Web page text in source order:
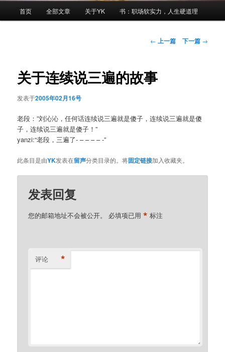
首页 全部文章 关于YK 书：职场软实力，人生硬道理
文
航
← 上一篇 下一篇 →
关于连续说三遍的故事
发表于2005年02月16号
老段：”刘沁沁，任何话连续说三遍就是傻子，连续说三遍就是傻
子，连续说三遍就是傻子！”
yanzi:“老段，三遍了- – – – – -”
此条目是由YK发表在留声分类目录的。将固定链接加入收藏夹。
发表回复
您的邮箱地址不会被公开。 必填项已用* 标注
评论 *